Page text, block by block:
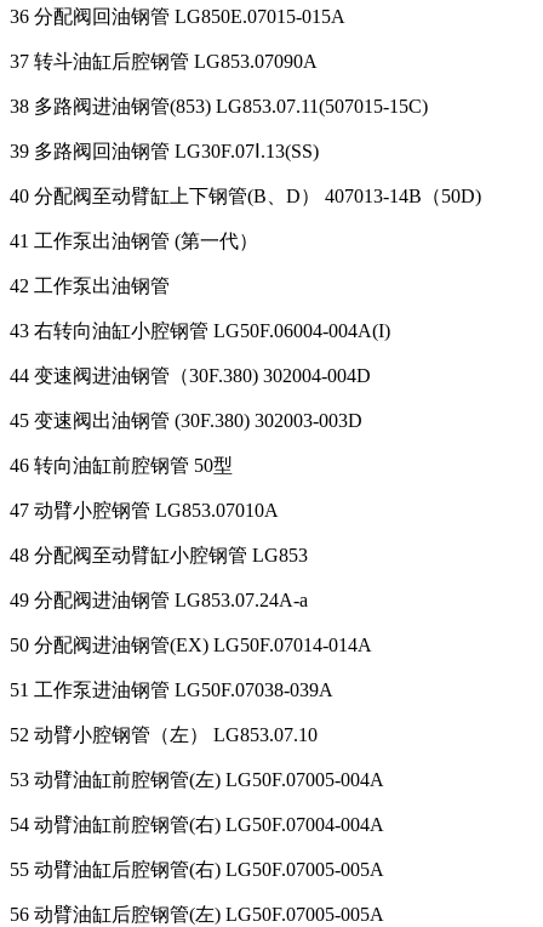
36 分配阀回油钢管 LG850E.07015-015A
37 转斗油缸后腔钢管 LG853.07090A
38 多路阀进油钢管(853) LG853.07.11(507015-15C)
39 多路阀回油钢管 LG30F.07Ⅰ.13(SS)
40 分配阀至动臂缸上下钢管(B、D） 407013-14B（50D)
41 工作泵出油钢管 (第一代）
42 工作泵出油钢管
43 右转向油缸小腔钢管 LG50F.06004-004A(I)
44 变速阀进油钢管（30F.380) 302004-004D
45 变速阀出油钢管 (30F.380) 302003-003D
46 转向油缸前腔钢管 50型
47 动臂小腔钢管 LG853.07010A
48 分配阀至动臂缸小腔钢管 LG853
49 分配阀进油钢管 LG853.07.24A-a
50 分配阀进油钢管(EX) LG50F.07014-014A
51 工作泵进油钢管 LG50F.07038-039A
52 动臂小腔钢管（左） LG853.07.10
53 动臂油缸前腔钢管(左) LG50F.07005-004A
54 动臂油缸前腔钢管(右) LG50F.07004-004A
55 动臂油缸后腔钢管(右) LG50F.07005-005A
56 动臂油缸后腔钢管(左) LG50F.07005-005A